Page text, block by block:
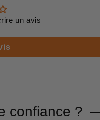
un avis
confiance ?